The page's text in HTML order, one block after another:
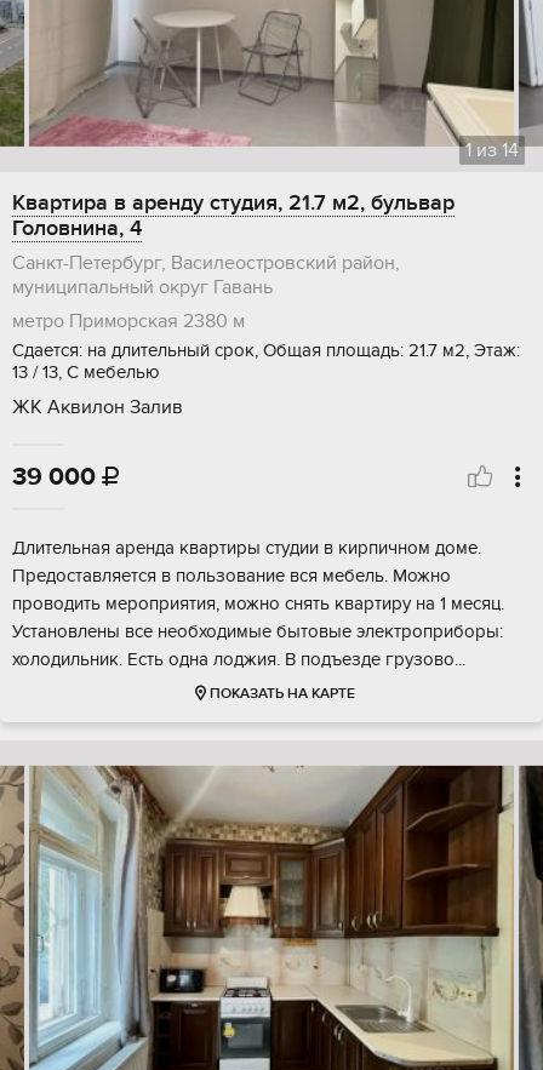
1 из 14
Квартира в аренду студия, 21.7 м2, бульвар
Головнина, 4
Санкт-Петербург, Василеостровский район,
муниципальный округ Гавань
метро Приморская 2380 м
Сдается: на длительный срок, Общая площадь: 21.7 м2, Этаж:
13 / 13, С мебелью
ЖК Аквилон Залив
39 000 
Длительная аренда квартиры студии в кирпичном доме.
Предоставляется в пользование вся мебель. Можно
проводить мероприятия, можно снять квартиру на 1 месяц.
Установлены все необходимые бытовые электроприборы:
холодильник. Есть одна лоджия. В подъезде грузово...
ПОКАЗАТЬ НА КАРТЕ